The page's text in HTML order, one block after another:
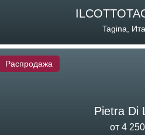
Tagina,
Pietra Di
от 4
Распродажа